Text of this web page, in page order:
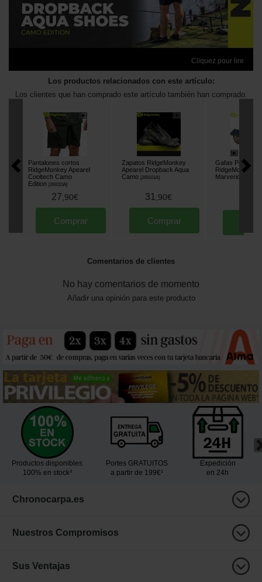
Cliquez pour lire
Los productos relacionados con este artículo:
Los clientes que han comprado este artículo también han comprado:
Pantalones cortos
RidgeMonkey Apearel
Cooltech Camo
Edition [269110A]
27,90€
Comprar
Zapatos RidgeMonkey
Apearel Dropback Aqua
Camo [269101A]
31 ,90€
Comprar
Gafas
RidgeMonkey
Marverick
Comentarios de clientes
No hay comentarios de momento
Añadir una opinión para este producto
Productos disponibles
100% en stock³
Portes GRATUITOS
a partir de 199€¹
Expedición
en 24h
Chronocarpa.es
Nuestros Compromisos
Sus Ventajas